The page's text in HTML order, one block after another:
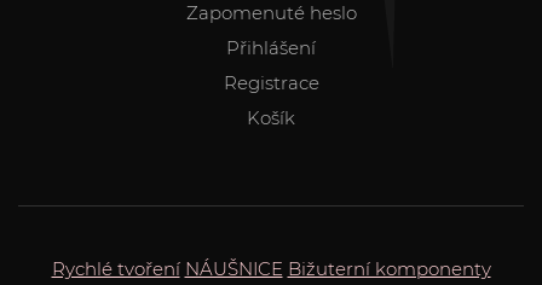
Zapomenuté heslo
Přihlášení
Registrace
Košík
Rychlé tvoření NÁUŠNICE Bižuterní komponenty